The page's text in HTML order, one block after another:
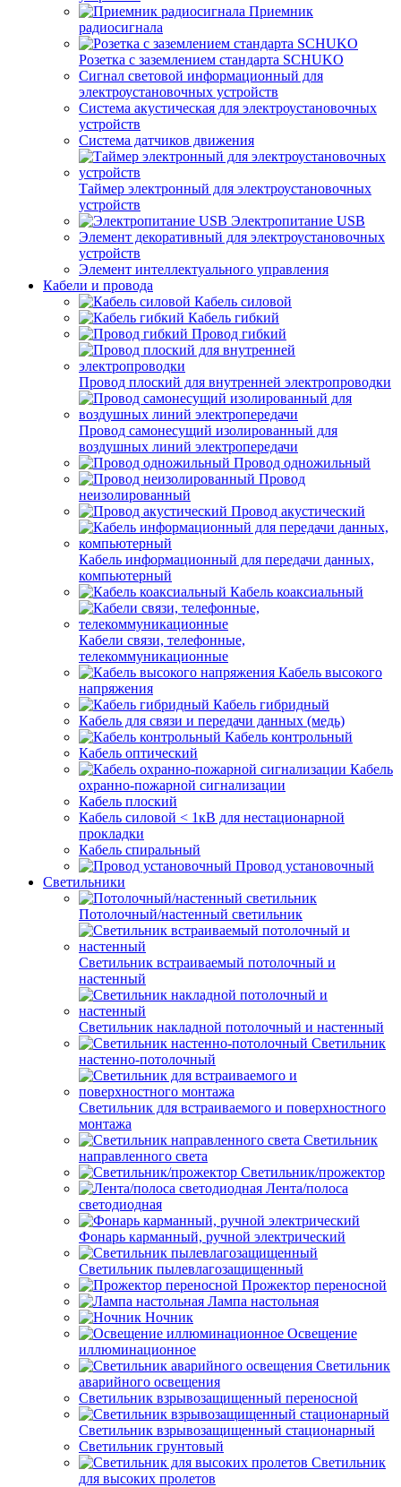
Приемник
радиосигнала
Розетка с заземлением стандарта SCHUKO
Сигнал световой информационный для
электроустановочных устройств
Система акустическая для электроустановочных
устройств
Система датчиков движения
Таймер электронный для электроустановочных
устройств
Электропитание USB
Элемент декоративный для электроустановочных
устройств
Элемент интеллектуального управления
Кабели и провода
Кабель силовой
Кабель гибкий
Провод гибкий
Провод плоский для внутренней электропроводки
Провод самонесущий изолированный для
воздушных линий электропередачи
Провод одножильный
Провод
неизолированный
Провод акустический
Кабель информационный для передачи данных,
компьютерный
Кабель коаксиальный
Кабели связи, телефонные,
телекоммуникационные
Кабель высокого
напряжения
Кабель гибридный
Кабель для связи и передачи данных (медь)
Кабель контрольный
Кабель оптический
Кабель
охранно-пожарной сигнализации
Кабель плоский
Кабель силовой < 1кВ для нестационарной
прокладки
Кабель спиральный
Провод установочный
Светильники
Потолочный/настенный светильник
Светильник встраиваемый потолочный и
настенный
Светильник накладной потолочный и настенный
Светильник
настенно-потолочный
Светильник для встраиваемого и поверхностного
монтажа
Светильник
направленного света
Светильник/прожектор
Лента/полоса
светодиодная
Фонарь карманный, ручной электрический
Светильник пылевлагозащищенный
Прожектор переносной
Лампа настольная
Ночник
Освещение
иллюминационное
Светильник
аварийного освещения
Светильник взрывозащищенный переносной
Светильник взрывозащищенный стационарный
Светильник грунтовый
Светильник
для высоких пролетов